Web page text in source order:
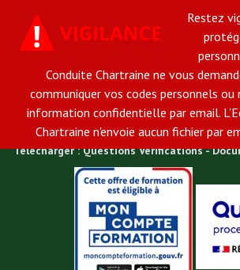
Restez
Conduite Chartraine ne vous
communiquer vos codes personnels
information confidentielle par email.
Chartraine n'envoie aucun fichier par
02 37 34 45 31
Ecole de Conduite Chartraine à une heure
dans son agence en plein
Télécharger : Questions Vérifications -